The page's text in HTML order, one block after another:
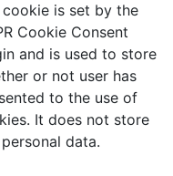
cookie is set by the
Cookie Consent
and is used to store
or not user has
to the use of
It does not store
data.